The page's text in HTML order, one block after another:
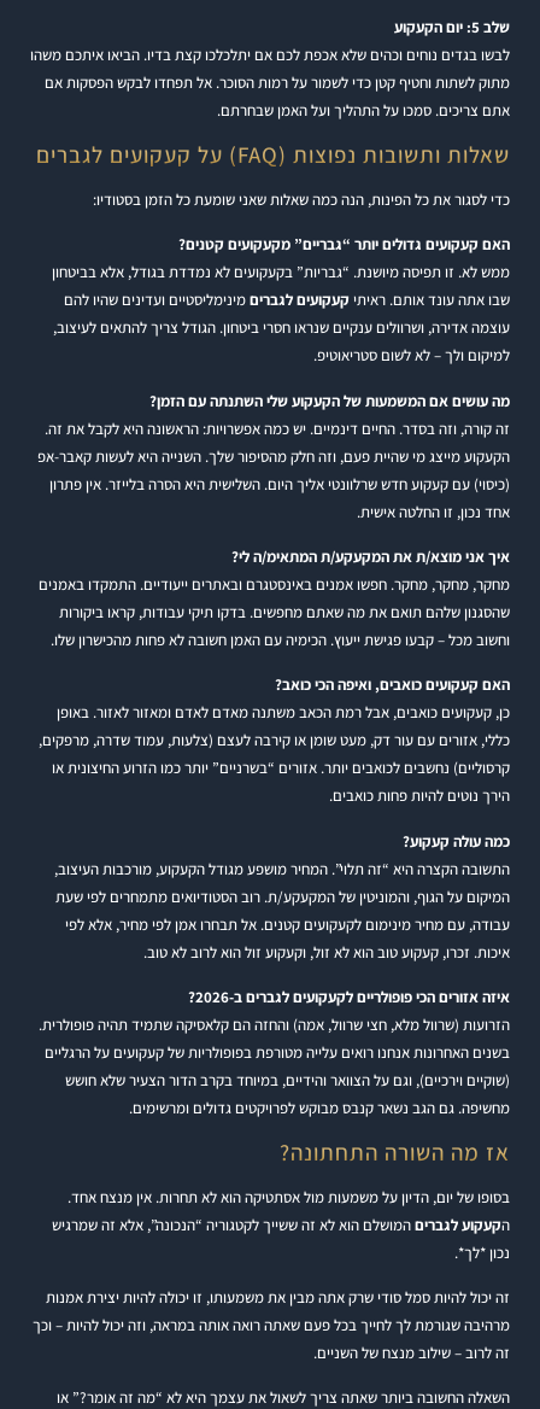
שלב 5: יום הקעקוע
לבשו בגדים נוחים וכהים שלא אכפת לכם אם יתלכלכו קצת בדיו. הביאו איתכם משהו
מתוק לשתות וחטיף קטן כדי לשמור על רמות הסוכר. אל תפחדו לבקש הפסקות אם
אתם צריכים. סמכו על התהליך ועל האמן שבחרתם.
שאלות ותשובות נפוצות (FAQ) על קעקועים לגברים
כדי לסגור את כל הפינות, הנה כמה שאלות שאני שומעת כל הזמן בסטודיו:
האם קעקועים גדולים יותר “גבריים” מקעקועים קטנים?
ממש לא. זו תפיסה מיושנת. “גבריות” בקעקועים לא נמדדת בגודל, אלא בביטחון
שבו אתה עונד אותם. ראיתיקעקועים לגבריםמינימליסטיים ועדינים שהיו להם
עוצמה אדירה, ושרוולים ענקיים שנראו חסרי ביטחון. הגודל צריך להתאים לעיצוב,
למיקום ולך – לא לשום סטריאוטיפ.
מה עושים אם המשמעות של הקעקוע שלי השתנתה עם הזמן?
זה קורה, וזה בסדר. החיים דינמיים. יש כמה אפשרויות: הראשונה היא לקבל את זה.
הקעקוע מייצג מי שהיית פעם, וזה חלק מהסיפור שלך. השנייה היא לעשות קאבר-אפ
(כיסוי) עם קעקוע חדש שרלוונטי אליך היום. השלישית היא הסרה בלייזר. אין פתרון
אחד נכון, זו החלטה אישית.
איך אני מוצא/ת את המקעקע/ת המתאימ/ה לי?
מחקר, מחקר, מחקר. חפשו אמנים באינסטגרם ובאתרים ייעודיים. התמקדו באמנים
שהסגנון שלהם תואם את מה שאתם מחפשים. בדקו תיקי עבודות, קראו ביקורות
וחשוב מכל – קבעו פגישת ייעוץ. הכימיה עם האמן חשובה לא פחות מהכישרון שלו.
האם קעקועים כואבים, ואיפה הכי כואב?
כן, קעקועים כואבים, אבל רמת הכאב משתנה מאדם לאדם ומאזור לאזור. באופן
כללי, אזורים עם עור דק, מעט שומן או קירבה לעצם (צלעות, עמוד שדרה, מרפקים,
קרסוליים) נחשבים לכואבים יותר. אזורים “בשרניים” יותר כמו הזרוע החיצונית או
הירך נוטים להיות פחות כואבים.
כמה עולה קעקוע?
התשובה הקצרה היא “זה תלוי”. המחיר מושפע מגודל הקעקוע, מורכבות העיצוב,
המיקום על הגוף, והמוניטין של המקעקע/ת. רוב הסטודיואים מתמחרים לפי שעת
עבודה, עם מחיר מינימום לקעקועים קטנים. אל תבחרו אמן לפי מחיר, אלא לפי
איכות. זכרו, קעקוע טוב הוא לא זול, וקעקוע זול הוא לרוב לא טוב.
איזה אזורים הכי פופולריים לקעקועים לגברים ב-2026?
הזרועות (שרוול מלא, חצי שרוול, אמה) והחזה הם קלאסיקה שתמיד תהיה פופולרית.
בשנים האחרונות אנחנו רואים עלייה מטורפת בפופולריות של קעקועים על הרגליים
(שוקיים וירכיים), וגם על הצוואר והידיים, במיוחד בקרב הדור הצעיר שלא חושש
מחשיפה. גם הגב נשאר קנבס מבוקש לפרויקטים גדולים ומרשימים.
אז מה השורה התחתונה?
בסופו של יום, הדיון על משמעות מול אסתטיקה הוא לא תחרות. אין מנצח אחד.
הקעקוע לגבריםהמושלם הוא לא זה ששייך לקטגוריה “הנכונה”, אלא זה שמרגיש
נכון *לך*.
זה יכול להיות סמל סודי שרק אתה מבין את משמעותו, זו יכולה להיות יצירת אמנות
מרהיבה שגורמת לך לחייך בכל פעם שאתה רואה אותה במראה, וזה יכול להיות – וכך
זה לרוב – שילוב מנצח של השניים.
השאלה החשובה ביותר שאתה צריך לשאול את עצמך היא לא “מה זה אומר?” או